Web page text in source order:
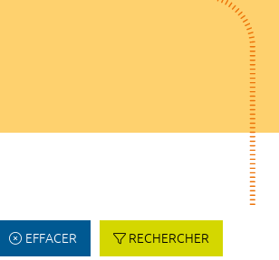
EFFACER RECHERCHER